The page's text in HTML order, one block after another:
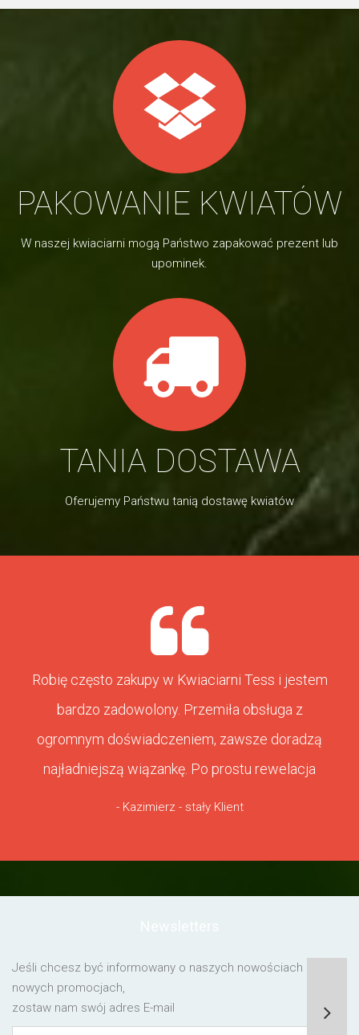
PAKOWANIE KWIATÓW
W naszej kwiaciarni mogą Państwo zapakować prezent lub
upominek.
TANIA DOSTAWA
Oferujemy Państwu tanią dostawę kwiatów
Robię często zakupy w Kwiaciarni Tess i jestem
bardzo zadowolony. Przemiła obsługa z
ogromnym doświadczeniem, zawsze doradzą
najładniejszą wiązankę. Po prostu rewelacja
- Kazimierz - stały Klient
Jeśli chcesz być informowany o naszych nowościach lub o
nowych promocjach,
zostaw nam swój adres E-mail